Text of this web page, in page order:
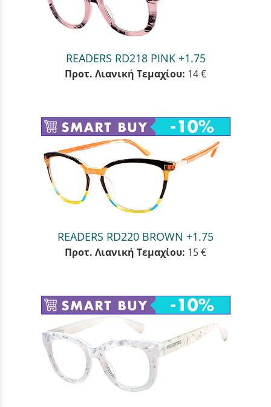
READERS RD218 PINK +1.75
Προτ. Λιανική Τεμαχίου: 14 €
READERS RD220 BROWN +1.75
Προτ. Λιανική Τεμαχίου: 15 €